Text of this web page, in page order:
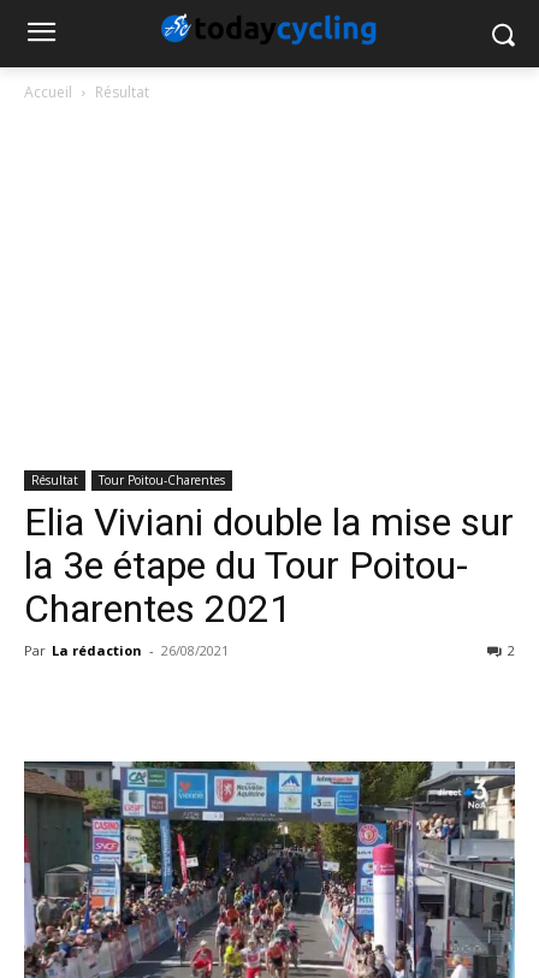
Accueil Résultat
Résultat Tour Poitou-Charentes
Elia Viviani double la mise sur
la 3e étape du Tour Poitou-
Charentes 2021
Par La rédaction - 26/08/2021 2